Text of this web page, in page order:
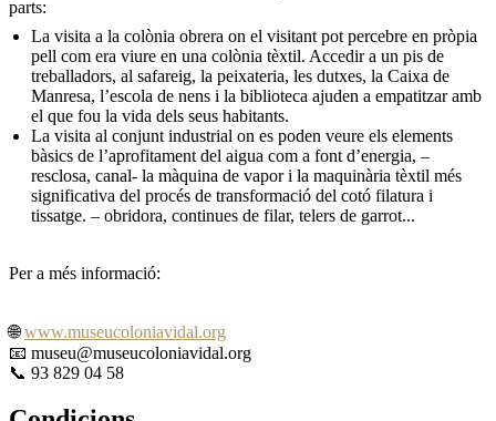
parts:
La visita a la colònia obrera on el visitant pot percebre en pròpia
pell com era viure en una colònia tèxtil. Accedir a un pis de
treballadors, al safareig, la peixateria, les dutxes, la Caixa de
Manresa, l’escola de nens i la biblioteca ajuden a empatitzar amb
el que fou la vida dels seus habitants.
La visita al conjunt industrial on es poden veure els elements
bàsics de l’aprofitament del aigua com a font d’energia, –
resclosa, canal- la màquina de vapor i la maquinària tèxtil més
significativa del procés de transformació del cotó filatura i
tissatge. – obridora, continues de filar, telers de garrot...
Per a més informació:
🌐www.museucoloniavidal.org
📧 museu@museucoloniavidal.org
📞 93 829 04 58